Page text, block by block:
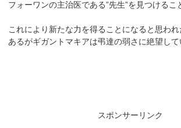
フォーワンの主治医である”先生”を見つけるこ
これにより新たな力を得ることになると思わ
あるがギガントマキアは弔達の弱さに絶望して
スポンサーリンク